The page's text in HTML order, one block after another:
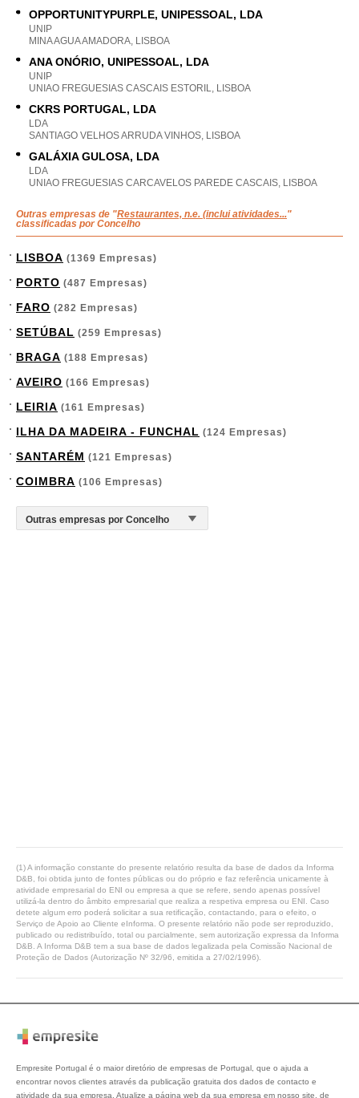
OPPORTUNITYPURPLE, UNIPESSOAL, LDA
UNIP
MINA AGUA AMADORA, LISBOA
ANA ONÓRIO, UNIPESSOAL, LDA
UNIP
UNIAO FREGUESIAS CASCAIS ESTORIL, LISBOA
CKRS PORTUGAL, LDA
LDA
SANTIAGO VELHOS ARRUDA VINHOS, LISBOA
GALÁXIA GULOSA, LDA
LDA
UNIAO FREGUESIAS CARCAVELOS PAREDE CASCAIS, LISBOA
Outras empresas de "Restaurantes, n.e. (inclui atividades..."
classificadas por Concelho
LISBOA (1369 Empresas)
PORTO (487 Empresas)
FARO (282 Empresas)
SETÚBAL (259 Empresas)
BRAGA (188 Empresas)
AVEIRO (166 Empresas)
LEIRIA (161 Empresas)
ILHA DA MADEIRA - FUNCHAL (124 Empresas)
SANTARÉM (121 Empresas)
COIMBRA (106 Empresas)
(1) A informação constante do presente relatório resulta da base de dados da Informa
D&B, foi obtida junto de fontes públicas ou do próprio e faz referência unicamente à
atividade empresarial do ENI ou empresa a que se refere, sendo apenas possível
utilizá-la dentro do âmbito empresarial que realiza a respetiva empresa ou ENI. Caso
detete algum erro poderá solicitar a sua retificação, contactando, para o efeito, o
Serviço de Apoio ao Cliente eInforma. O presente relatório não pode ser reproduzido,
publicado ou redistribuído, total ou parcialmente, sem autorização expressa da Informa
D&B. A Informa D&B tem a sua base de dados legalizada pela Comissão Nacional de
Proteção de Dados (Autorização Nº 32/96, emitida a 27/02/1996).
Empresite Portugal é o maior diretório de empresas de Portugal, que o ajuda a
encontrar novos clientes através da publicação gratuita dos dados de contacto e
atividade da sua empresa. Atualize a página web da sua empresa em nosso site, de